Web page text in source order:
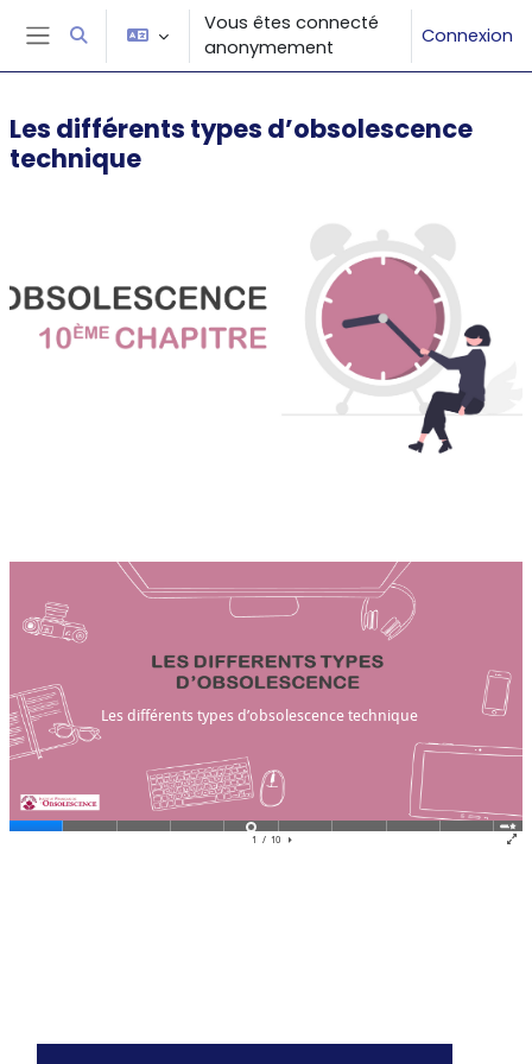
Passer au contenu principal
Panneau latéral
Activer/désactiver la saisie de recherche
Vous êtes connecté
anonymement
Connexion
Les différents types d’obsolescence
technique